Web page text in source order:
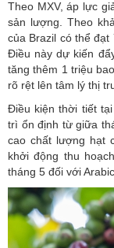
Theo MXV, áp lực
sản lượng. Theo
của Brazil có thể
Điều này dự kiến
tăng thêm 1 triệu
rõ rệt lên tâm lý thị
Điều kiện thời tiết
trì ổn định từ giữa
cao chất lượng hạt
khởi động thu
tháng 5 đối với